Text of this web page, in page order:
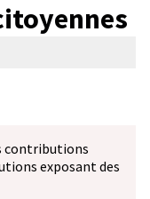
contributions
exposant des